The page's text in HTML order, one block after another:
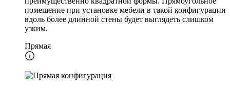
помещение при установке мебели в такой конфигурации
вдоль более длинной стены будет выглядеть слишком
узким.
Прямая